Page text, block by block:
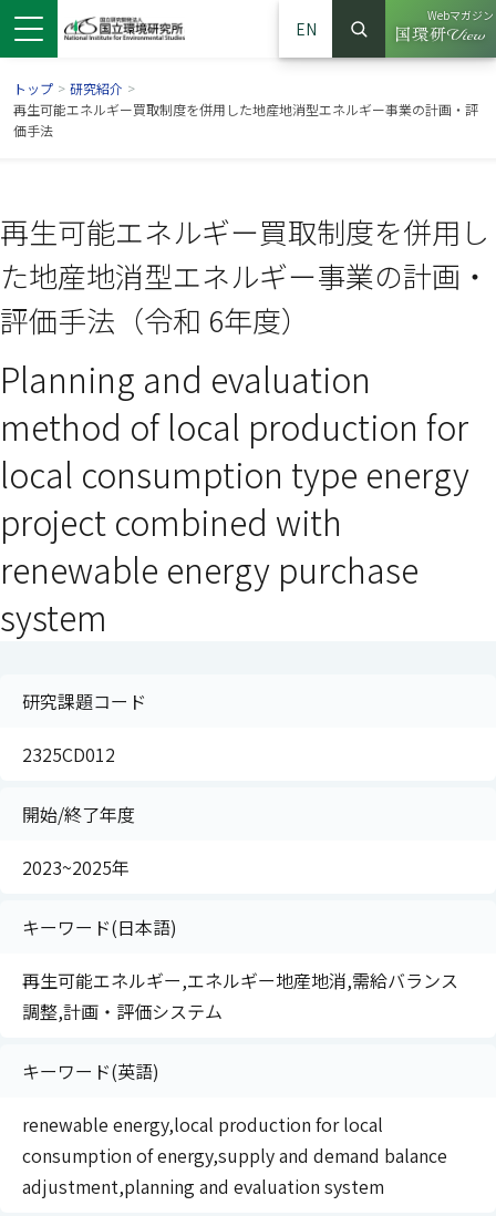
ドウで開きます）
ンドウで開きます）
ウインドウで開きます）
EN
サイト内検索
検索
Webマガジン
（別ウイ
トップ > 研究紹介 >
再生可能エネルギー買取制度を併用した地産地消型エネルギー事業の計画・評
価手法
再生可能エネルギー買取制度を併用し
た地産地消型エネルギー事業の計画・
評価手法（令和 6年度）
Planning and evaluation
method of local production for
local consumption type energy
project combined with
renewable energy purchase
system
研究課題コード
2325CD012
開始/終了年度
2023~2025年
キーワード(日本語)
再生可能エネルギー,エネルギー地産地消,需給バランス
調整,計画・評価システム
キーワード(英語)
renewable energy,local production for local
consumption of energy,supply and demand balance
adjustment,planning and evaluation system